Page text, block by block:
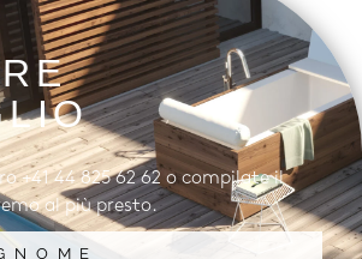
+41 44 825 62 62 o compilate il
al più presto.